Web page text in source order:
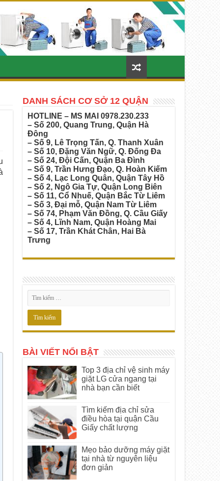
DANH SÁCH CƠ SỞ 12 QUẬN
HOTLINE – MS MAI 0978.230.233
– Số 200, Quang Trung, Quận Hà
Đông
– Số 9, Lê Trọng Tấn, Q. Thanh Xuân
– Số 10, Đặng Văn Ngữ, Q. Đống Đa
– Số 24, Đội Cấn, Quận Ba Đình
– Số 9, Trần Hưng Đạo, Q. Hoàn Kiếm
– Số 4, Lạc Long Quân, Quận Tây Hồ
– Số 2, Ngô Gia Tự, Quận Long Biên
– Số 11, Cổ Nhuế, Quận Bắc Từ Liêm
– Số 3, Đại mỗ, Quận Nam Từ Liêm
– Số 74, Phạm Văn Đồng, Q. Cầu Giấy
– Số 4, Lĩnh Nam, Quận Hoàng Mai
– Số 17, Trần Khát Chân, Hai Bà
Trưng
BÀI VIẾT NỔI BẬT
Top 3 địa chỉ vệ sinh máy
giặt LG cửa ngang tại
nhà bạn cần biết
Tìm kiếm địa chỉ sửa
điều hòa tại quận Cầu
Giấy chất lượng
Mẹo bảo dưỡng máy giặt
tại nhà từ nguyên liệu
đơn giản